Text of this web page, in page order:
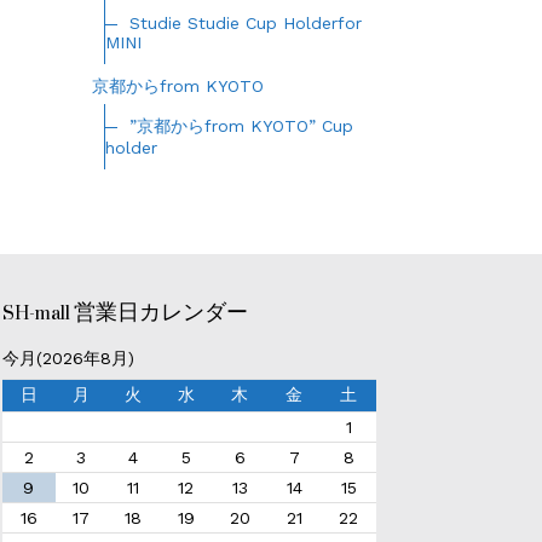
Studie Studie Cup Holderfor
MINI
京都からfrom KYOTO
”京都からfrom KYOTO” Cup
holder
SH-mall 営業日カレンダー
今月(2026年8月)
日
月 火 水 木 金
土
1
2
3 4 5 6 7
8
9
10 11 12 13 14
15
16
17 18 19 20 21
22